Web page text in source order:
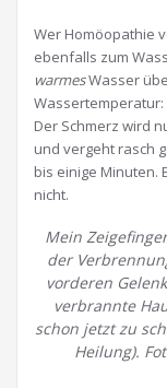
Wer Homöopathie
ebenfalls zum
warmesWasser
Wassertemperatur:
Der Schmerz wird
und vergeht rasch
bis einige Minuten.
nicht.
Mein
der
vorderen
verbrannte
schon jetzt zu
Heilung).